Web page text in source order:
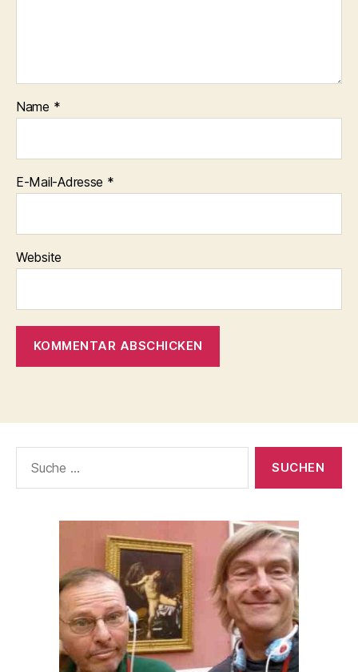
Name *
E-Mail-Adresse *
Website
nach: